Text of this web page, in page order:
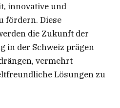
innovative und
fördern. Diese
die Zukunft der
in der Schweiz prägen
vermehrt
Lösungen zu